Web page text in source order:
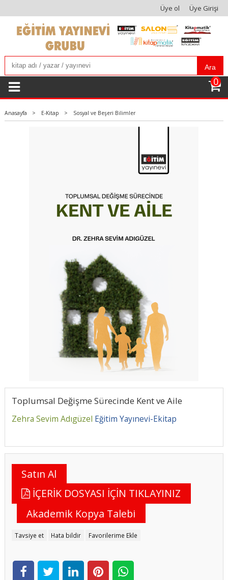
Üye ol Üye Girişi
Ara
0
Anasayfa > E-Kitap > Sosyal ve Beşeri Bilimler
Toplumsal Değişme Sürecinde Kent ve Aile
Zehra Sevim Adıgüzel Eğitim Yayınevi-Ekitap
Satın Al
İÇERİK DOSYASI İÇİN TIKLAYINIZ
Akademik Kopya Talebi
Tavsiye et Hata bildir Favorilerime Ekle